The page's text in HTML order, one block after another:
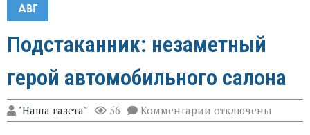
АВГ
Подстаканник: незаметный
герой автомобильного салона
"Наша газета" 56 Комментарии к
записи
отключены